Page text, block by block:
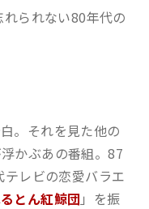
られない80年代の
。それを見た他の
かぶあの番組。87
レビの恋愛バラエ
とん紅鯨団 」を振